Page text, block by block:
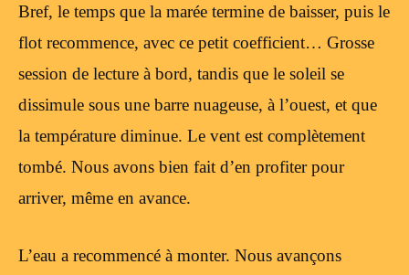
Bref, le temps que la marée termine de baisser, puis le
flot recommence, avec ce petit coefficient… Grosse
session de lecture à bord, tandis que le soleil se
dissimule sous une barre nuageuse, à l’ouest, et que
la température diminue. Le vent est complètement
tombé. Nous avons bien fait d’en profiter pour
arriver, même en avance.
L’eau a recommencé à monter. Nous avançons